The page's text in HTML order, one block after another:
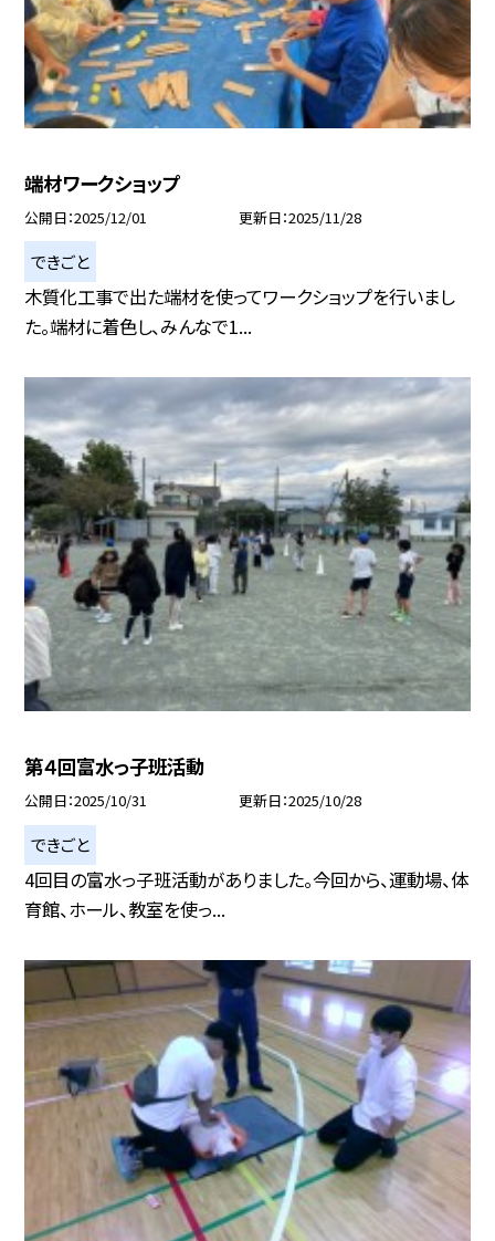
端材ワークショップ
公開日 2025/12/01 更新日 2025/11/28
できごと
木質化工事で出た端材を使ってワークショップを行いまし
た。端材に着色し、みんなで1...
第４回富水っ子班活動
公開日 2025/10/31 更新日 2025/10/28
できごと
4回目の富水っ子班活動がありました。今回から、運動場、体
育館、ホール、教室を使っ...